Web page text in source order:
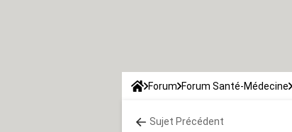
Forum Forum Santé-Médecine
Sujet Précédent